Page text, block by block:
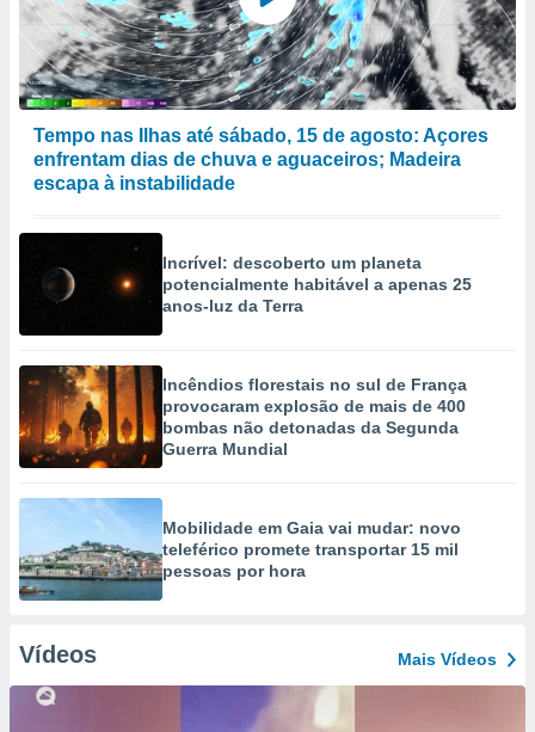
Tempo nas Ilhas até sábado, 15 de agosto: Açores
enfrentam dias de chuva e aguaceiros; Madeira
escapa à instabilidade
Incrível: descoberto um planeta
potencialmente habitável a apenas 25
anos-luz da Terra
Incêndios florestais no sul de França
provocaram explosão de mais de 400
bombas não detonadas da Segunda
Guerra Mundial
Mobilidade em Gaia vai mudar: novo
teleférico promete transportar 15 mil
pessoas por hora
Vídeos Mais Vídeos